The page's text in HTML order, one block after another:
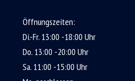
Öffnungszeiten:
Di.-Fr. 13:00 -18:00 Uhr
Do. 13:00 -20:00 Uhr
Sa. 11:00 -15:00 Uhr